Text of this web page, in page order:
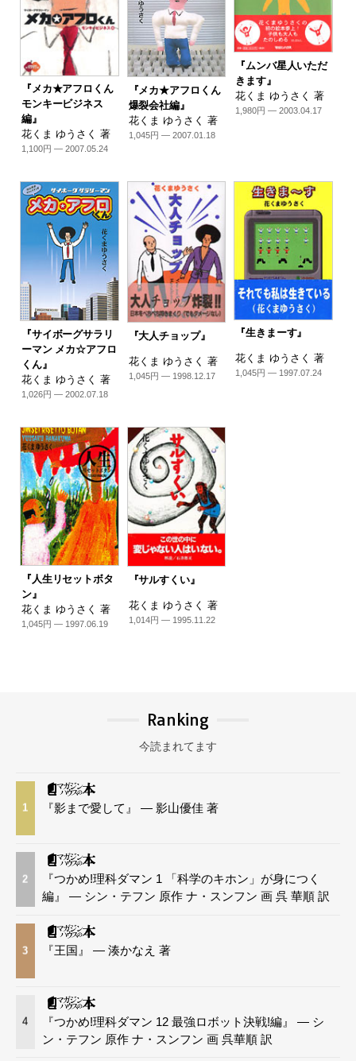
『メカ★アフロくん
モンキービジネス
編』
花くま ゆうさく 著
1,100円 — 2007.05.24
『メカ★アフロくん
爆裂会社編』
花くま ゆうさく 著
1,045円 — 2007.01.18
『ムンバ星人いただ
きます』
花くま ゆうさく 著
1,980円 — 2003.04.17
『サイボーグサラリ
ーマン メカ☆アフロ
くん』
花くま ゆうさく 著
1,026円 — 2002.07.18
『大人チョップ』
花くま ゆうさく 著
1,045円 — 1998.12.17
『生きまーす』
花くま ゆうさく 著
1,045円 — 1997.07.24
『人生リセットボタ
ン』
花くま ゆうさく 著
1,045円 — 1997.06.19
『サルすくい』
花くま ゆうさく 著
1,014円 — 1995.11.22
Ranking
今読まれてます
1 『影まで愛して』 — 影山優佳 著
2
『つかめ!理科ダマン 1 「科学のキホン」が身につく
編』 — シン・テフン 原作 ナ・スンフン 画 呉 華順 訳
3 『王国』 — 湊かなえ 著
4
『つかめ!理科ダマン 12 最強ロボット決戦!編』 — シ
ン・テフン 原作 ナ・スンフン 画 呉華順 訳